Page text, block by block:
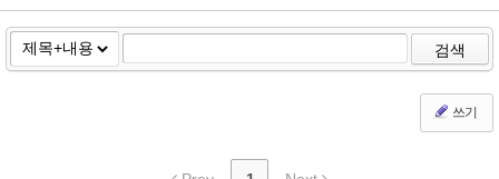
검색
쓰기